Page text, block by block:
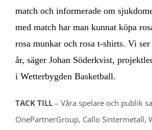
match och informerade om
med match har man kunnat köpa
rosa munkar och rosa t-shirts. Vi
år, säger Johan Söderkvist,
i Wetterbygden Basketball.
TACK TILL – Våra spelare och publik
OnePartnerGroup, Callo Sintermetall,